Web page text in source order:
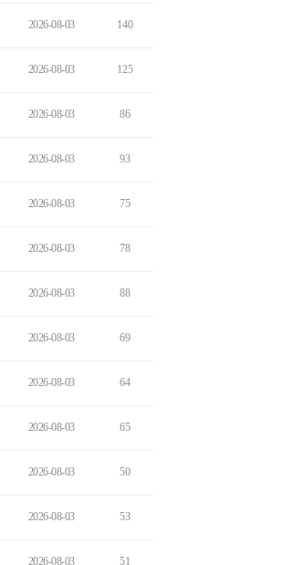
2026-08-03 140
2026-08-03 125
2026-08-03 86
2026-08-03 93
2026-08-03 75
2026-08-03 78
2026-08-03 88
2026-08-03 69
2026-08-03 64
2026-08-03 65
2026-08-03 50
2026-08-03 53
2026-08-03 51